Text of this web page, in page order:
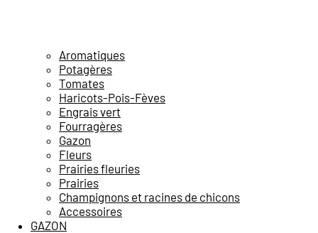
Aromatiques
Potagères
Tomates
Haricots-Pois-Fèves
Engrais vert
Fourragères
Gazon
Fleurs
Prairies fleuries
Prairies
Champignons et racines de chicons
Accessoires
GAZON